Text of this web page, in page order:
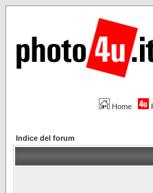
Home
Indice del forum